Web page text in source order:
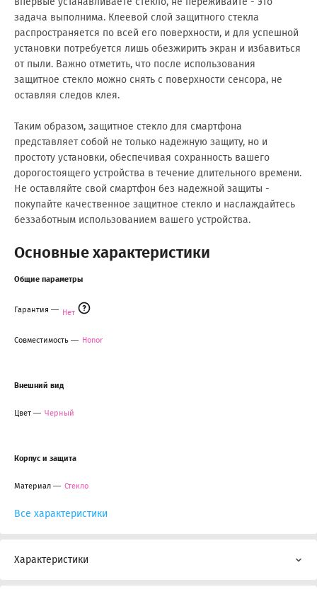
задача выполнима. Клеевой слой защитного стекла
распространяется по всей его поверхности, и для успешной
установки потребуется лишь обезжирить экран и избавиться
от пыли. Важно отметить, что после использования
защитное стекло можно снять с поверхности сенсора, не
оставляя следов клея.
Таким образом, защитное стекло для смартфона
представляет собой не только надежную защиту, но и
простоту установки, обеспечивая сохранность вашего
дорогостоящего устройства в течение длительного времени.
Не оставляйте свой смартфон без надежной защиты -
покупайте качественное защитное стекло и наслаждайтесь
беззаботным использованием вашего устройства.
Основные характеристики
Общие параметры
Гарантия Нет
Совместимость Honor
Внешний вид
Цвет Черный
Корпус и защита
Материал Стекло
Все характеристики
Характеристики